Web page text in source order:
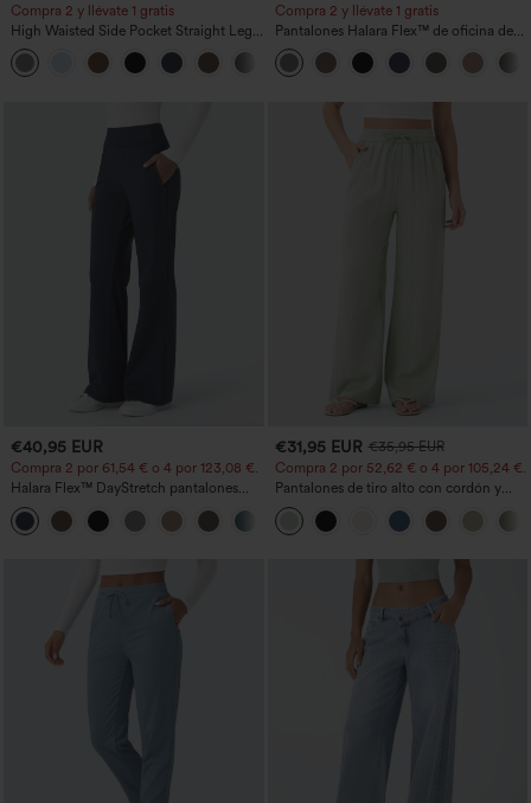
Compra 2 y llévate 1 gratis
High Waisted Side Pocket Straight Leg
Work Pants
+23
Compra 2 y llévate 1 gratis
Pantalones Halara Flex™ de oficina de
tiro alto ligeramente acampanados con
bolsillos
€40,95 EUR
Compra 2 por 61,54 € o 4 por 123,08 €.
Halara Flex™ DayStretch pantalones
acampanados de trabajo de tiro medio
con bolsillo lateral con cremallera
€31,95 EUR €35,95 EUR
Compra 2 por 52,62 € o 4 por 105,24 €.
Pantalones de tiro alto con cordón y
bolsillos, pernera ancha, holgados y de
estilo casual con tacto de lino.